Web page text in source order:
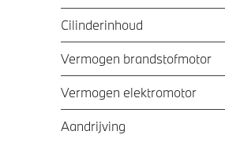
Cilinderinhoud
Vermogen brandstofmotor
Vermogen elektromotor
Aandrijving